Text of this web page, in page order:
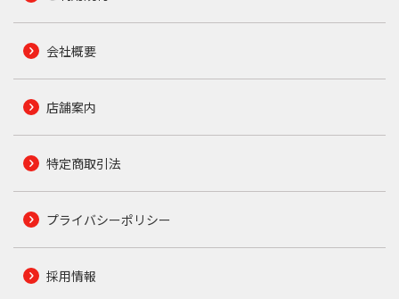
会社概要
店舗案内
特定商取引法
プライバシーポリシー
採用情報